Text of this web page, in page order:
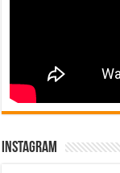
Instagram